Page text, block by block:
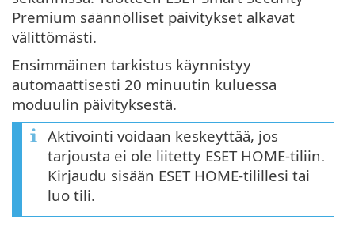
Premium säännölliset päivitykset alkavat
välittömästi.
Ensimmäinen tarkistus käynnistyy
automaattisesti 20 minuutin kuluessa
moduulin päivityksestä.
Aktivointi voidaan keskeyttää, jos
tarjousta ei ole liitetty ESET HOME-tiliin.
Kirjaudu sisään ESET HOME-tilillesi tai
luo tili.